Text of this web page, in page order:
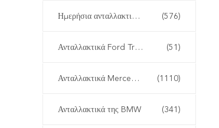
Ημερήσια ανταλλακτικά της Iveco (576)
Ανταλλακτικά Ford Transit (51)
Ανταλλακτικά Mercedes Benz (1110)
Ανταλλακτικά της BMW (341)